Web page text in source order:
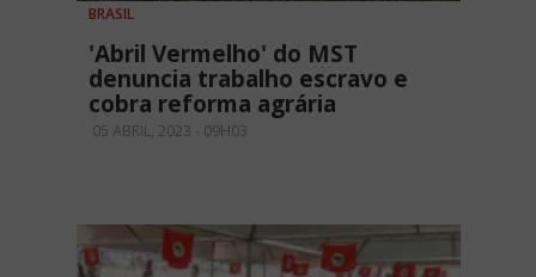
BRASIL
'Abril Vermelho' do MST
denuncia trabalho escravo e
cobra reforma agrária
05 ABRIL, 2023 - 09H03